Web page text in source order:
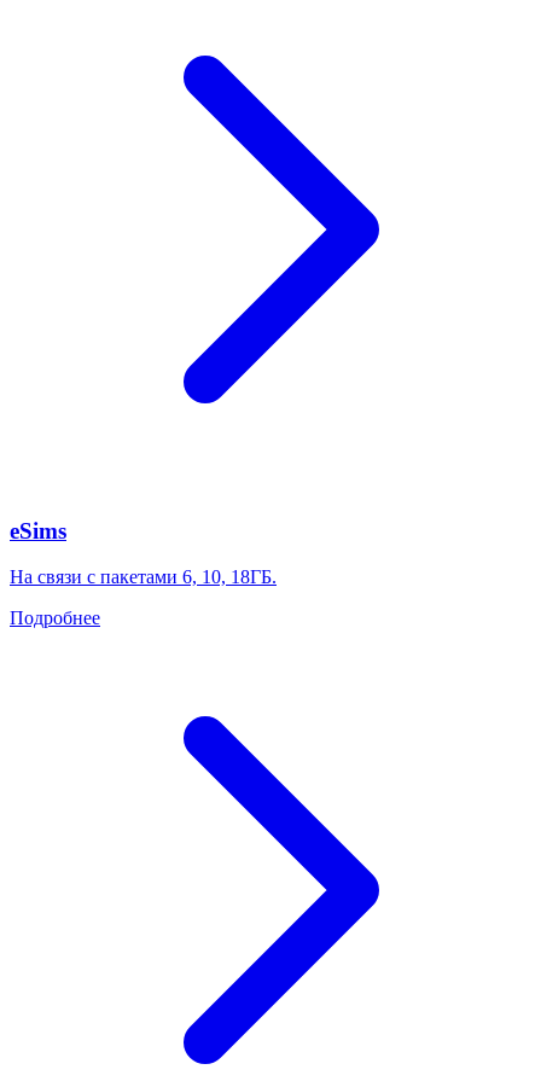
eSims
На связи с пакетами 6, 10, 18ГБ.
Подробнее